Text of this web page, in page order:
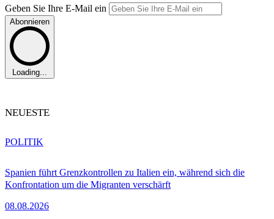
Geben Sie Ihre E-Mail ein
Abonnieren
Loading...
NEUESTE
Spanien führt Grenzkontrollen zu Italien ein, während sich die
Konfrontation um die Migranten verschärft
08.08.2026
POLITIK